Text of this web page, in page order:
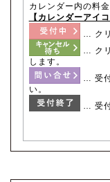
カレンダー内の料
【カレンダーアイ
… ク
… ク
します。
… 受
い。
… 受